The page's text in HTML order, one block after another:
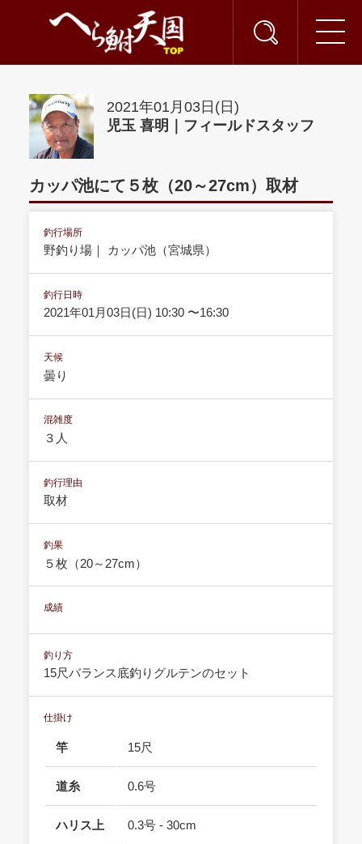
2021年01月03日(日)
児玉 喜明｜フィールドスタッフ
カッパ池にて５枚（20～27cm）取材
釣行場所
野釣り場｜ カッパ池（宮城県）
釣行日時
2021年01月03日(日) 10:30 〜16:30
天候
曇り
混雑度
３人
釣行理由
取材
釣果
５枚（20～27cm）
成績
釣り方
15尺バランス底釣りグルテンのセット
仕掛け
竿 15尺
道糸 0.6号
ハリス上 0.3号 - 30cm